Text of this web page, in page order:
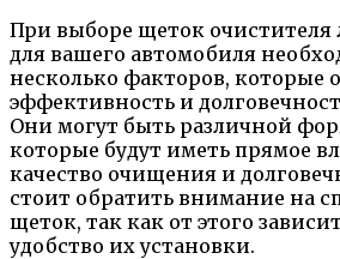
При выборе щеток очистителя
для вашего автомобиля
несколько факторов, которые
эффективность и
Они могут быть различной
которые будут иметь прямое
качество очищения и
стоит обратить внимание на
щеток, так как от этого
удобство их установки.